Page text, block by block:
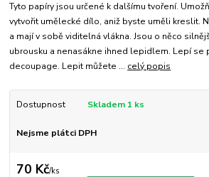
Tyto papíry jsou určené k dalšímu tvoření.
vytvořit umělecké dílo, aniž byste uměli kreslit.
a mají v sobě viditelná vlákna. Jsou o něco
ubrousku a nenasákne ihned lepidlem. Lepí se
decoupage. Lepit můžete ... celý popis
Dostupnost Skladem 1 ks
Nejsme plátci DPH
70 Kč/ks